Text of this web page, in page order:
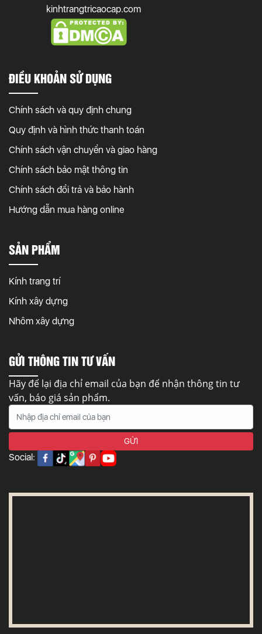
kinhtrangtricaocap.com
ĐIỀU KHOẢN SỬ DỤNG
Chính sách và quy định chung
Quy định và hình thức thanh toán
Chính sách vận chuyển và giao hàng
Chính sách bảo mật thông tin
Chính sách đổi trả và bảo hành
Hướng dẫn mua hàng online
SẢN PHẨM
Kính trang trí
Kính xây dựng
Nhôm xây dựng
GỬI THÔNG TIN TƯ VẤN
Hãy để lại địa chỉ email của bạn để nhận thông tin tư
vấn, báo giá sản phẩm.
Social: